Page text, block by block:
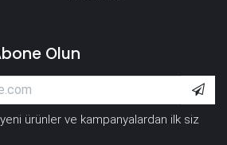
Olun
ürünler ve kampanyalardan ilk siz